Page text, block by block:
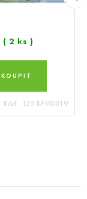
( 2 ks )
Kód: 125-KPM0319